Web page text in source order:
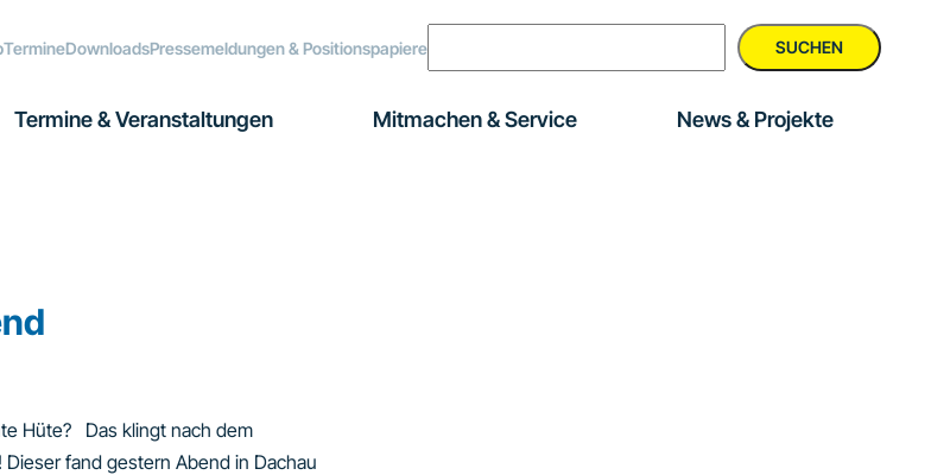
TermineDownloadsPressemeldungen & Positionspapiere SUCHEN
Termine & Veranstaltungen Mitmachen & Service News & Projekte
Hüte? Das klingt nach dem
fand gestern Abend in Dachau